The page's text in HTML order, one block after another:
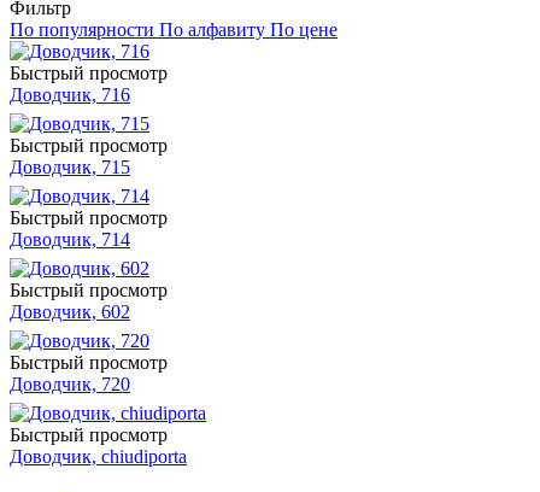
Фильтр
По популярности По алфавиту По цене
Быстрый просмотр
Доводчик, 716
Быстрый просмотр
Доводчик, 715
Быстрый просмотр
Доводчик, 714
Быстрый просмотр
Доводчик, 602
Быстрый просмотр
Доводчик, 720
Быстрый просмотр
Доводчик, chiudiporta